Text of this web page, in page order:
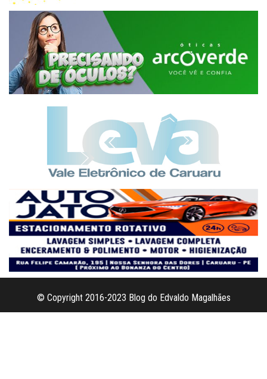
© Copyright 2016-2023 Blog do Edvaldo Magalhães